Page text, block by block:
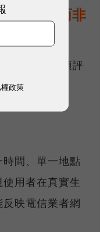
穩定、而非
表性的兩項評
間、單一地點
用者在真實生
映電信業者網
政策